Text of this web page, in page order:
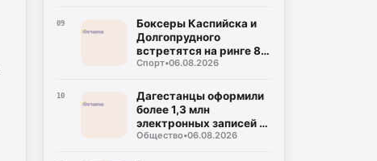
09
Боксеры Каспийска и
Долгопрудного
встретятся на ринге 8
августа
Спорт•06.08.2026
10
Дагестанцы оформили
более 1,3 млн
электронных записей к
врачу с начала года
Общество•06.08.2026